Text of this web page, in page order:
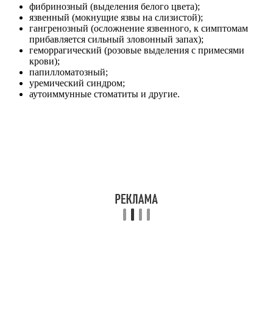
фибринозный (выделения белого цвета);
язвенный (мокнущие язвы на слизистой);
гангренозный (осложнение язвенного, к симптомам
прибавляется сильный зловонный запах);
геморрагический (розовые выделения с примесями
крови);
папилломатозный;
уремический синдром;
аутоиммунные стоматиты и другие.